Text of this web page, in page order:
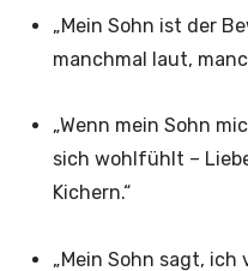
„Mein Sohn ist der
manchmal laut,
„Wenn mein Sohn
sich wohlfühlt –
Kichern.“
„Mein Sohn sagt, ich